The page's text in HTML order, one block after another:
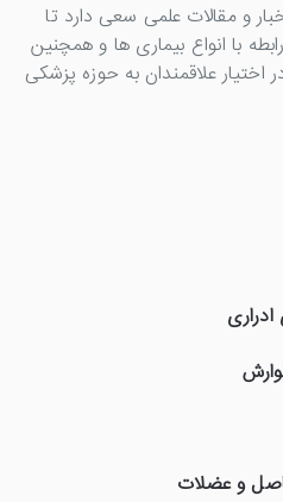
و مقالات علمی سعی دارد تا
با انواع بیماری ها و همچنین
اختیار علاقمندان به حوزه پزشکی
و عضلات